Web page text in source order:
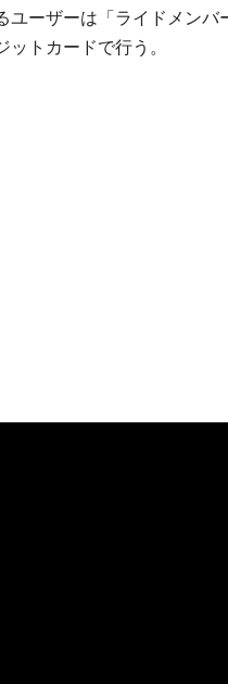
ユーザーは「ライドメン
トカードで行う。